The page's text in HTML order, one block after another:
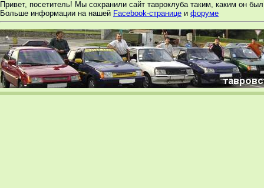
Привет, посетитель! Мы сохранили сайт тавроклуба таким, каким он
Больше информации на нашей Facebook-странице и форуме